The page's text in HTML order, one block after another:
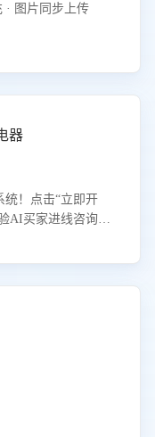
· 图片同步上传
器
！点击“立即开
AI买家进线咨询真